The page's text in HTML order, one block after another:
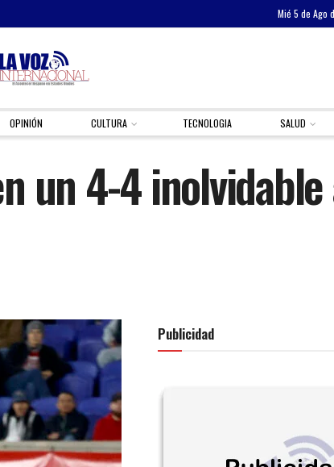
Mié 5 de Ago
OPINIÓN CULTURA TECNOLOGIA SALUD
un 4-4
Publicidad